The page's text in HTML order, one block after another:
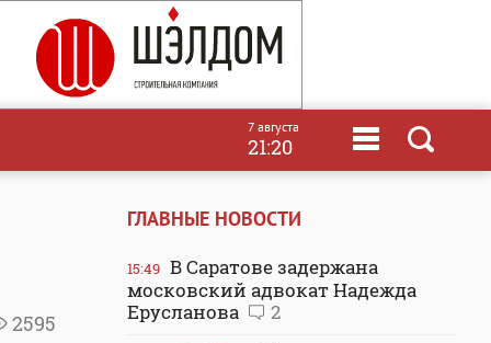
7 августа
21:20
2595
ГЛАВНЫЕ НОВОСТИ
15:49 В Саратове задержана
московский адвокат Надежда
Ерусланова
2